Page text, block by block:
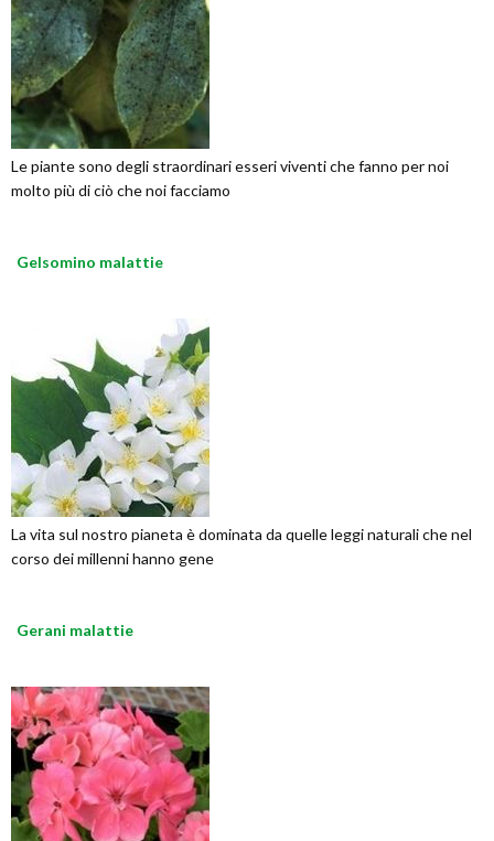
Le piante sono degli straordinari esseri viventi che fanno per noi
molto più di ciò che noi facciamo
Gelsomino malattie
La vita sul nostro pianeta è dominata da quelle leggi naturali che nel
corso dei millenni hanno gene
Gerani malattie